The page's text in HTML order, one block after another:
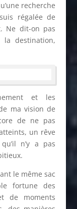
recherche
régalée de
Ne dit-on pas
la destination,
et les
ma vision de
de ne pas
un rêve
n’y a pas
le même sac
fortune des
de moments